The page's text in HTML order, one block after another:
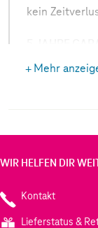
kein
Wir bieten dir
mit Android
Damit du dein
Mehr
WIR HELFEN DIR
Kontakt
Lieferstatus &